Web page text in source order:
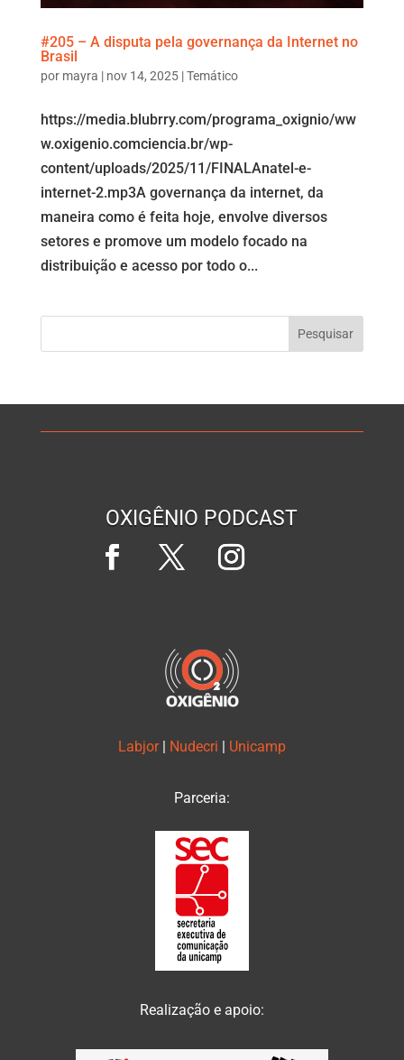
#205 – A disputa pela governança da Internet no
Brasil
por mayra | nov 14, 2025|Temático
https://media.blubrry.com/programa_oxignio/ww
w.oxigenio.comciencia.br/wp-
content/uploads/2025/11/FINALAnatel-e-
internet-2.mp3A governança da internet, da
maneira como é feita hoje, envolve diversos
setores e promove um modelo focado na
distribuição e acesso por todo o...
OXIGÊNIO PODCAST
Labjor Nudecri Unicamp
Parceria:
Realização e apoio: